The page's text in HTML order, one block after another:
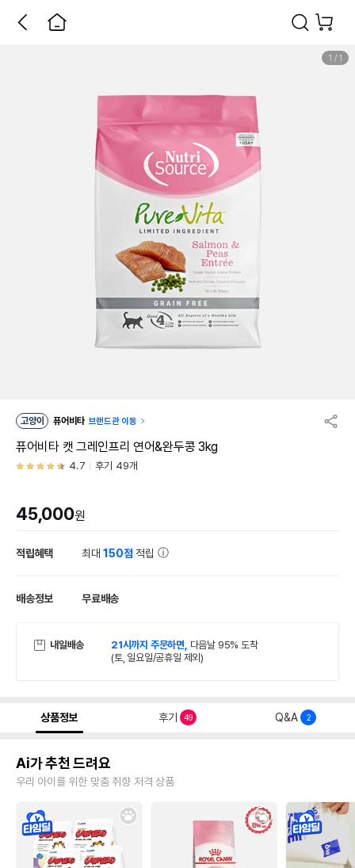
1 / 1
고양이 퓨어비타 브랜드관 이동
퓨어비타 캣 그레인프리 연어&완두콩 3kg
4.7 후기 49개
45,000원
적립혜택 최대150점 적립
배송정보 무료배송
내일배송 21시까지 주문하면, 다음날 95% 도착
(토, 일요일/공휴일 제외)
상품정보 후기 49 Q&A 2
Ai가 추천 드려요
우리 아이를 위한 맞춤 취향 저격 상품